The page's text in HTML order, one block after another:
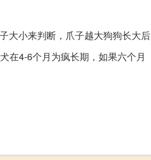
大小来判断，爪子越大狗狗长大后
在4-6个月为疯长期，如果六个月